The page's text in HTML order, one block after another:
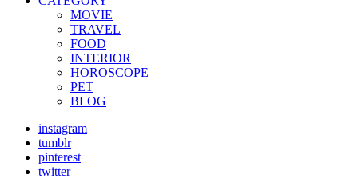
MOVIE
TRAVEL
FOOD
INTERIOR
HOROSCOPE
PET
BLOG
instagram
tumblr
pinterest
twitter